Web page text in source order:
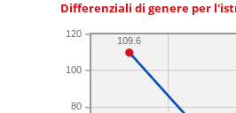
Differenziali di genere per
80
100
120
109.6